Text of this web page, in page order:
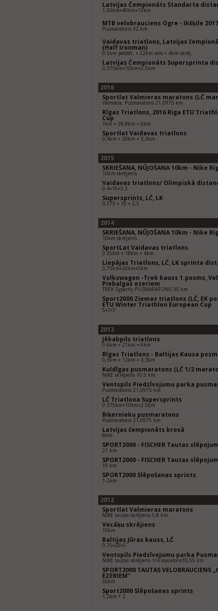
Latvijas Čempionāts Standarta
1,50km+40km+10km
MTB velobrauciens Ogre - Ikšķile 2017
Pusmaratons 32 km
Vaidavas triatlons, Latvijas
(Half Ironman)
0.5km peldēš. + 22km velo + 4km skrēj.
Latvijas Čempionāts Supersprinta
0,375km+10km+2,5km
2016
Sportlat Valmieras maratons (LČ
Valmiera, Pusmaratons 21,0975 km
Rīgas Triatlons, 2016 Riga ETU
Cup
1km + 28,8km + 6km
Sportlat Vaidavas triatlons
0,4km + 20km + 3,3km
2015
SKRIEŠANA, NŪJOŠANA 10km - Nike
10km skrējiens
Vaidavas triatlons/ Olimpiskā
0.4+16+3.3
Supersprints, LČ, LK
0,375 + 10 + 2,5
2014
SKRIEŠANA, NŪJOŠANA 10km - Nike
10km skrējiens
SportLat Vaidavas triatlons
0.35km + 18km + 4km
Liepājas Triatlons, LČ, LK sprinta
0,75km+20km+5km
Volkswagen -Trek kauss 1.posms,
Piebalgas ezeriem
TREK Syperfly PUSMARATONS 35 km
Sport2000 Ziemas triatlons (LČ, EK
ETU Winter Triathlon European Cup
5+7+7
2013
Jēkabpils triatlons
0.6km + 21km + 6km
Rīgas Triatlons - Baltijas Kausa
0,3km + 12km + 3,3km
Kuldīgas pusmaratons (LČ 1/2
NIKE skrējiens 10.5 km
Ventspils Piedzīvojumu parka
Pusmaratons 21,0975 km
LČ Triatlona Supersprints
0.375km+10km+2.5km
Biķernieku pusmaratons
Pusmaratons 21,0975 km
Latvijas čempionāts krosā
8km
SPORT2000 - FISCHER Tautas
21 km
SPORT2000 - FISCHER Tautas
19 km
SPORT2000 Slēpošanas sprints
1-2km
2012
Sportlat Valmieras maratons
NIKE tautas skrējiens 5,8 km
Vecāķu skrējiens
10km
Baltijas Jūras kauss, LČ
0.75+20+5
Ventspils Piedzīvojumu parka
NIKE tautas skrējiens 1/4 maratons10,55 km
SPORT2000 TAUTAS VELOBRAUCIENS
EZERIEM”
50km
Sport2000 Slēpošanas sprints
1,2km * 2